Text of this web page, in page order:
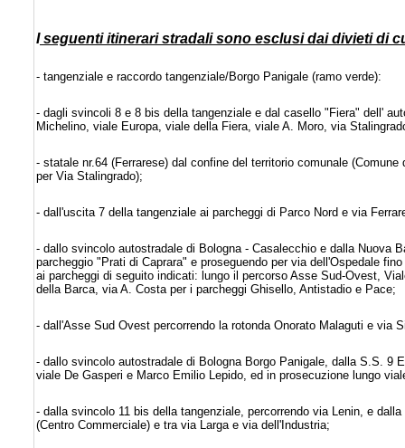
Iseguenti itinerari stradali sono esclusi dai divieti di
- tangenziale e raccordo tangenziale/Borgo Panigale (ramo verde):
- dagli svincoli 8 e 8 bis della tangenziale e dal casello "Fiera" dell'
Michelino, viale Europa, viale della Fiera, viale A. Moro, via
- statale nr.64 (Ferrarese) dal confine del territorio comunale
per Via Stalingrado);
- dall'uscita 7 della tangenziale ai parcheggi di Parco Nord e via
- dallo svincolo autostradale di Bologna - Casalecchio e dalla Nuova
parcheggio "Prati di Caprara" e proseguendo per via dell'Ospedale
ai parcheggi di seguito indicati: lungo il percorso Asse Sud-Ovest,
della Barca, via A. Costa per i parcheggi Ghisello, Antistadio e Pace;
- dall'Asse Sud Ovest percorrendo la rotonda Onorato Malaguti e via
- dallo svincolo autostradale di Bologna Borgo Panigale, dalla S.S. 9
viale De Gasperi e Marco Emilio Lepido, ed in prosecuzione lungo
- dalla svincolo 11 bis della tangenziale, percorrendo via Lenin, e
(Centro Commerciale) e tra via Larga e via dell'Industria;